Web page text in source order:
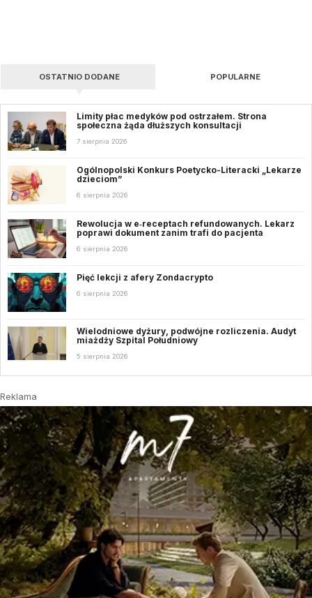
OSTATNIO DODANE POPULARNE
Limity płac medyków pod ostrzałem. Strona
społeczna żąda dłuższych konsultacji
7 sierpnia 2026
Ogólnopolski Konkurs Poetycko-Literacki „Lekarze
dzieciom”
6 sierpnia 2026
Rewolucja w e‑receptach refundowanych. Lekarz
poprawi dokument zanim trafi do pacjenta
6 sierpnia 2026
Pięć lekcji z afery Zondacrypto
6 sierpnia 2026
Wielodniowe dyżury, podwójne rozliczenia. Audyt
miażdży Szpital Południowy
5 sierpnia 2026
Reklama